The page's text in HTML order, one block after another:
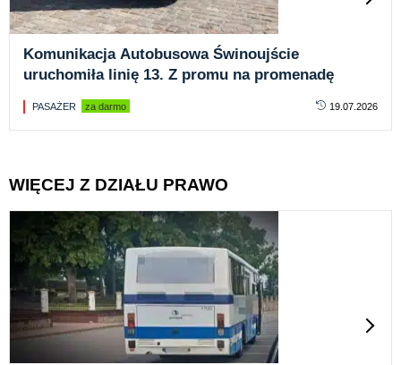
Komunikacja Autobusowa Świnoujście
uruchomiła linię 13. Z promu na promenadę
PASAŻER za darmo 19.07.2026
WIĘCEJ Z DZIAŁU PRAWO